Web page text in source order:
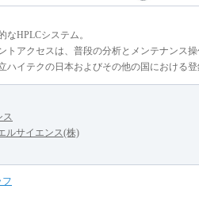
HPLCシステム。
トアクセスは、普段の分析とメンテナンス
ハイテクの日本およびその他の国における
ス
ルサイエンス(株)